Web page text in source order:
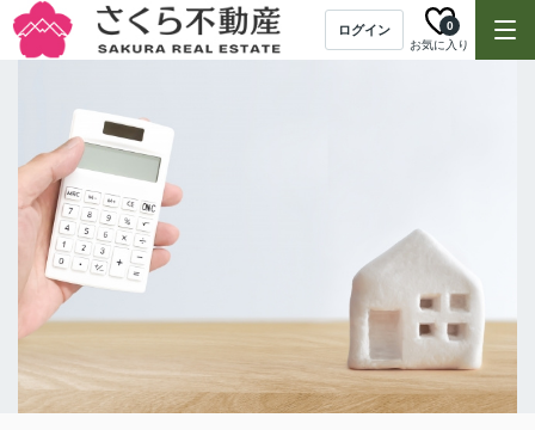
ログイン
お気に入り
0